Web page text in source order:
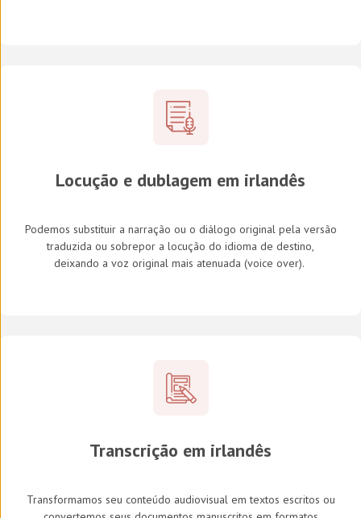
Locução e dublagem em irlandês
Podemos substituir a narração ou o diálogo original pela versão
traduzida ou sobrepor a locução do idioma de destino,
deixando a voz original mais atenuada (voice over).
Transcrição em irlandês
Transformamos seu conteúdo audiovisual em textos escritos ou